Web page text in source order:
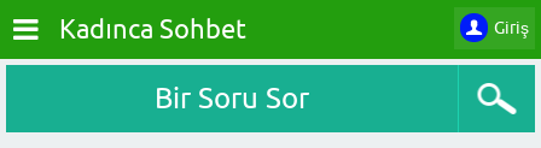
Giriş
Kadınca Sohbet
Bir Soru Sor